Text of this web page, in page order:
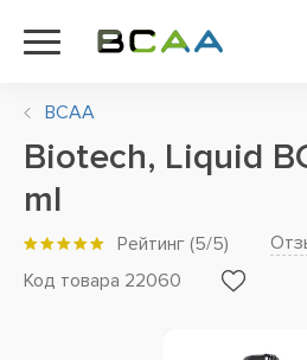
BCAA
Biotech, Liquid
ml
Рейтинг (5/5)
Код товара 22060